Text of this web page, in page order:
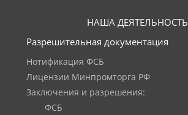
НАША ДЕЯТЕЛЬНОСТЬ
Разрешительная документация
Нотификация ФСБ
Лицензии Минпромторга РФ
Заключения и разрешения:
ФСБ